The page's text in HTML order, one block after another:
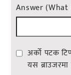
Answer (What
अर्को पटक
यस